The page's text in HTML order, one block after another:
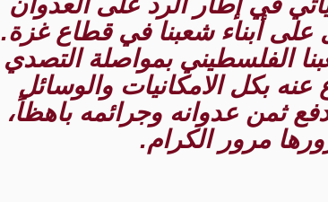
على أبناء شعبنا في قطاع غزة.
الفلسطيني بمواصلة التصدي
عنه بكل الامكانيات والوسائل
ثمن عدوانه وجرائمه باهظاً،
مرور الكرام.